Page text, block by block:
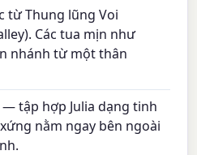
từ Thung lũng Voi
Các tua mịn như
nhánh từ một thân
— tập hợp Julia dạng tinh
nằm ngay bên ngoài